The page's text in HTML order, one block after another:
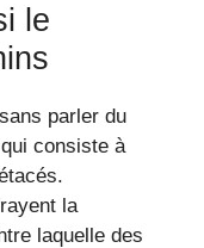
le
parler du
consiste à
la
laquelle des